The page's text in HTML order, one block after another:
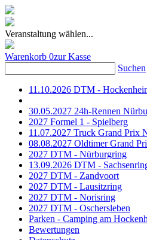
Veranstaltung wählen...
Warenkorb 0zur Kasse
Suchen
11.10.2026 DTM -
30.05.2027 24h-Rennen
2027 Formel 1 - Spielberg
11.07.2027 Truck Grand Prix
08.08.2027 Oldtimer Grand
2027 DTM - Nürburgring
13.09.2026 DTM -
2027 DTM - Zandvoort
2027 DTM - Lausitzring
2027 DTM - Norisring
2027 DTM - Oschersleben
Parken - Camping am
Bewertungen